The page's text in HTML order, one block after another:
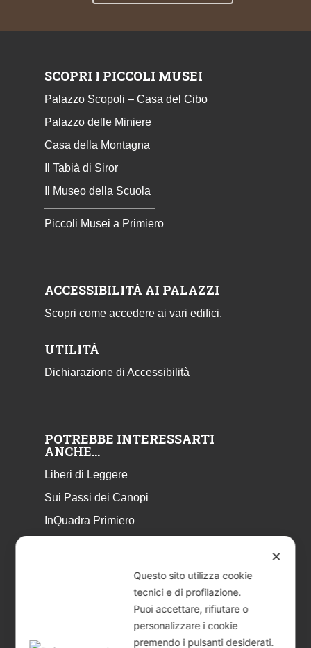
SCOPRI I PICCOLI MUSEI
Palazzo Scopoli – Casa del Cibo
Palazzo delle Miniere
Casa della Montagna
Il Tabià di Siror
Il Museo della Scuola
Piccoli Musei a Primiero
ACCESSIBILITÀ AI PALAZZI
Scopri come accedere ai vari edifici.
UTILITÀ
Dichiarazione di Accessibilità
POTREBBE INTERESSARTI
ANCHE…
Liberi di Leggere
Sui Passi dei Canopi
InQuadra Primiero
Libretto Eventi – estate 2026
✕
Questo sito utilizza cookie
tecnici e di profilazione.
Puoi accettare, rifiutare o
personalizzare i cookie
premendo i pulsanti desiderati.